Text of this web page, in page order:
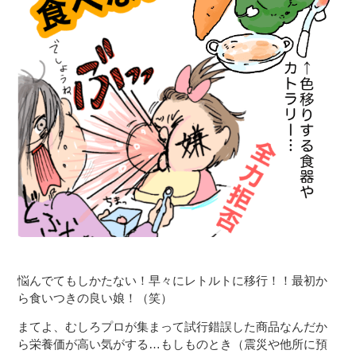
悩んでてもしかたない！早々にレトルトに移行！！最初か
ら食いつきの良い娘！（笑）
まてよ、むしろプロが集まって試行錯誤した商品なんだか
ら栄養価が高い気がする…もしものとき（震災や他所に預